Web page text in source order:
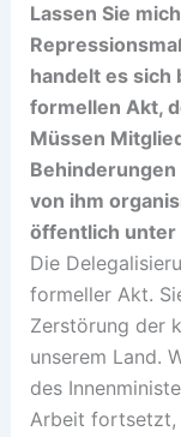
Lassen Sie
handelt es sich
formellen Akt,
Müssen
Behinderungen
von ihm
öffentlich unter
Die
formeller Akt.
Zerstörung der
unserem Land.
des
Arbeit fortsetzt,